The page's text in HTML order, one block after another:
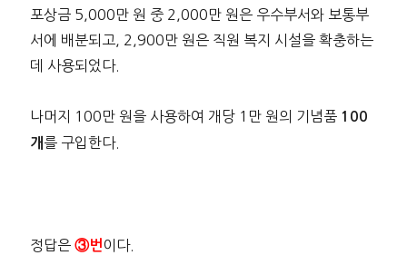
포상금 5,000만 원 중 2,000만 원은 우수부서와 보통부
서에 배분되고, 2,900만 원은 직원 복지 시설을 확충하는
데 사용되었다.
나머지 100만 원을 사용하여 개당 1만 원의 기념품 100
개 를 구입한다.
정답은③번 이다.